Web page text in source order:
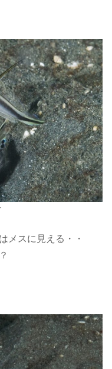
メスに見える・・